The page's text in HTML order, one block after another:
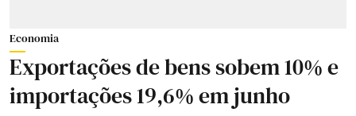
Economia
Exportações de bens sobem 10% e
importações 19,6% em junho